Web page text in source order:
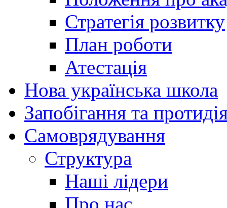
Стратегія розвитку
План роботи
Атестація
Нова українська школа
Запобігання та
Cамоврядування
Структура
Наші лідери